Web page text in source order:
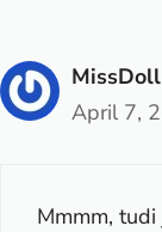
MissDoll
April 7,
Mmmm, tudi